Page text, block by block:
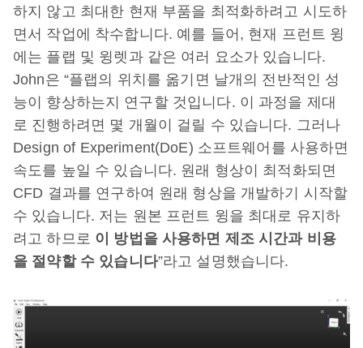
하지 않고 최대한 현재 부품을 최적화하려고 시도하
면서 작업에 착수합니다. 예를 들어, 현재 프런트 윙
에는 플랩 및 윙렛과 같은 여러 요소가 있습니다.
John은 “플랩의 위치를 옮기면 날개의 전반적인 성
능이 향상하는지 연구할 것입니다. 이 과정을 제대
로 진행하려면 몇 개월이 걸릴 수 있습니다. 그러나
Design of Experiment(DoE) 소프트웨어를 사용하면
속도를 높일 수 있습니다. 원래 형상이 최적화되면
CFD 결과를 연구하여 원래 형상을 개발하기 시작할
수 있습니다. 저는 원본 프런트 윙을 최대로 유지하
려고 하므로 이 방법을 사용하면 제조 시간과 비용
을 절약할 수 있습니다”라고 설명했습니다.